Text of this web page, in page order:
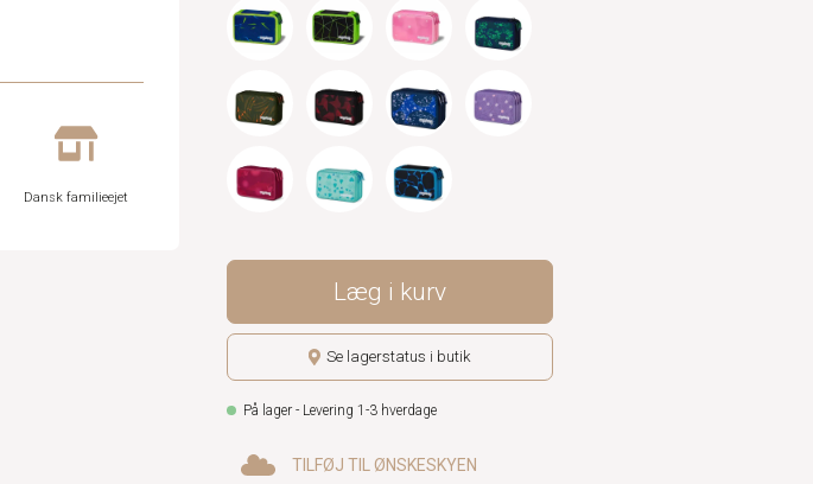
Dansk familieejet
Læg i kurv
Se lagerstatus i butik
På lager - Levering 1-3 hverdage
TILFØJ TIL ØNSKESKYEN